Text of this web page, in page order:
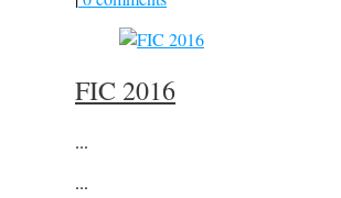
FIC 2016
...
...